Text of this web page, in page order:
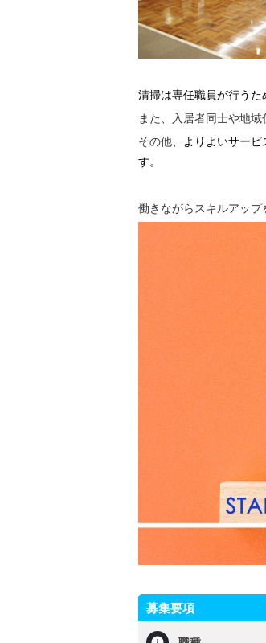
清掃は専任職員が行うた
また、入居者同士や地
その他、
よりよいサー
す。
働きながらスキルアップ
募集要項